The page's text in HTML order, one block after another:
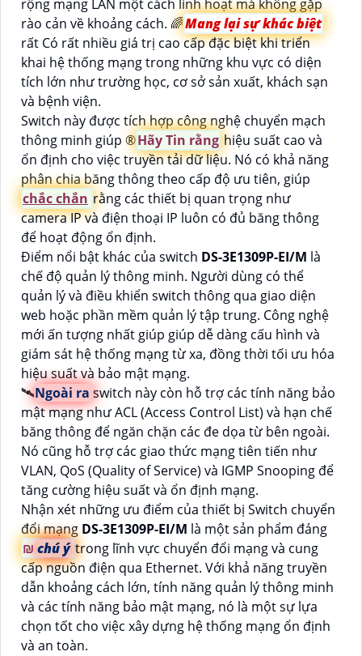
rộng mạng LAN một cách linh hoạt mà không gặp
rào cản về khoảng cách. 🌈Mang lại sự khác biệt
rất Có rất nhiều giá trị cao cấp đặc biệt khi triển
khai hệ thống mạng trong những khu vực có diện
tích lớn như trường học, cơ sở sản xuất, khách sạn
và bệnh viện.
Switch này được tích hợp công nghệ chuyển mạch
thông minh giúp ®️Hãy Tin rằng hiệu suất cao và
ổn định cho việc truyền tải dữ liệu. Nó có khả năng
phân chia băng thông theo cấp độ ưu tiên, giúp
chắc chắn rằng các thiết bị quan trọng như
camera IP và điện thoại IP luôn có đủ băng thông
để hoạt động ổn định.
Điểm nổi bật khác của switch DS-3E1309P-EI/M là
chế độ quản lý thông minh. Người dùng có thể
quản lý và điều khiển switch thông qua giao diện
web hoặc phần mềm quản lý tập trung. Công nghệ
mới ấn tượng nhất giúp giúp dễ dàng cấu hình và
giám sát hệ thống mạng từ xa, đồng thời tối ưu hóa
hiệu suất và bảo mật mạng.
🛰Ngoài ra switch này còn hỗ trợ các tính năng bảo
mật mạng như ACL (Access Control List) và hạn chế
băng thông để ngăn chặn các đe dọa từ bên ngoài.
Nó cũng hỗ trợ các giao thức mạng tiên tiến như
VLAN, QoS (Quality of Service) và IGMP Snooping để
tăng cường hiệu suất và ổn định mạng.
Nhận xét những ưu điểm của thiết bị Switch chuyển
đổi mạngDS-3E1309P-EI/M là một sản phẩm đáng
₪ chú ý trong lĩnh vực chuyển đổi mạng và cung
cấp nguồn điện qua Ethernet. Với khả năng truyền
dẫn khoảng cách lớn, tính năng quản lý thông minh
và các tính năng bảo mật mạng, nó là một sự lựa
chọn tốt cho việc xây dựng hệ thống mạng ổn định
và an toàn.